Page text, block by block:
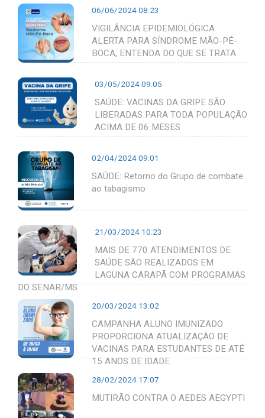
06/06/2024 08:23
VIGILÂNCIA EPIDEMIOLÓGICA
ALERTA PARA SÍNDROME MÃO-PÉ-
BOCA, ENTENDA DO QUE SE TRATA
03/05/2024 09:05
SAÚDE: VACINAS DA GRIPE SÃO
LIBERADAS PARA TODA POPULAÇÃO
ACIMA DE 06 MESES
02/04/2024 09:01
SAÚDE: Retorno do Grupo de combate
ao tabagismo
21/03/2024 10:23
MAIS DE 770 ATENDIMENTOS DE
SAÚDE SÃO REALIZADOS EM
LAGUNA CARAPÃ COM PROGRAMAS
DO SENAR/MS
20/03/2024 13:02
CAMPANHA ALUNO IMUNIZADO
PROPORCIONA ATUALIZAÇÃO DE
VACINAS PARA ESTUDANTES DE ATÉ
15 ANOS DE IDADE
28/02/2024 17:07
MUTIRÃO CONTRA O AEDES AEGYPTI